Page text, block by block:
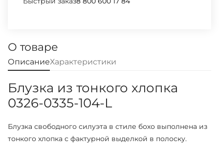
О товаре
ОписаниеХарактеристики
Блузка из тонкого хлопка
0326-0335-104-L
Блузка свободного силуэта в стиле бохо выполнена из
тонкого хлопка с фактурной выделкой в полоску.